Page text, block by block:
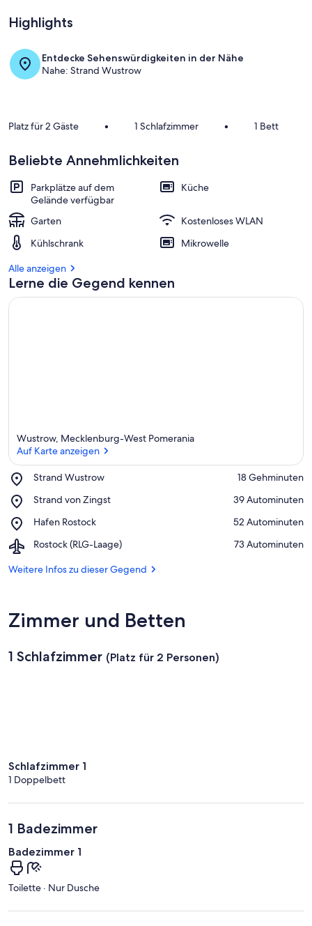
Highlights
Entdecke Sehenswürdigkeiten in der Nähe
Nahe: Strand Wustrow
Platz für 2 Gäste • 1 Schlafzimmer • 1 Bett
Beliebte Annehmlichkeiten
Parkplätze auf dem
Gelände verfügbar
Küche
Garten
Kostenloses WLAN
Kühlschrank
Mikrowelle
Alle anzeigen
Lerne die Gegend kennen
Wustrow, Mecklenburg-West Pomerania
Auf Karte anzeigen
Strand Wustrow
Place,
Wustrow
‪18 Gehminuten‬
Strand von Zingst
Place,
von
‪39 Autominuten‬
Hafen Rostock
Place,
Rostock
‪52 Autominuten‬
Rostock (RLG-Laage)
Airport,
(RLG-
‪73 Autominuten‬
Weitere Infos zu dieser Gegend
Zimmer und Betten
1 Schlafzimmer (Platz für 2 Personen)
Schlafzimmer 1
1 Doppelbett
1 Badezimmer
Badezimmer 1
Toilette · Nur Dusche